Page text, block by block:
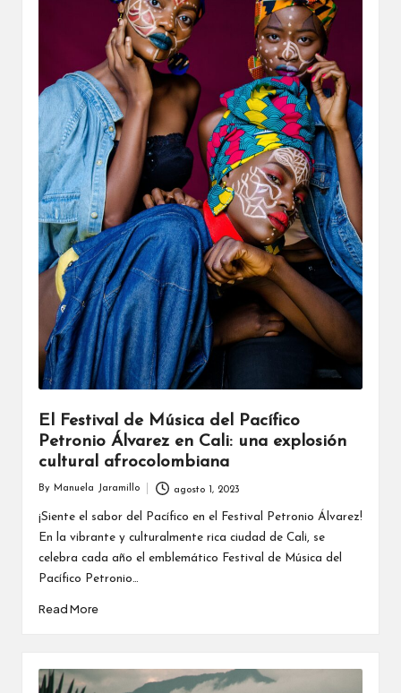
El Festival de Música del Pacífico
Petronio Álvarez en Cali: una explosión
cultural afrocolombiana
Posted
By Manuela Jaramillo agosto 1, 2023
¡Siente el sabor del Pacífico en el Festival Petronio Álvarez!
En la vibrante y culturalmente rica ciudad de Cali, se
celebra cada año el emblemático Festival de Música del
Pacífico Petronio…
Read More